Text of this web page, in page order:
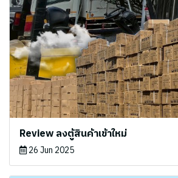
Review ลงตู้สินค้าเข้าใหม่
26 Jun 2025